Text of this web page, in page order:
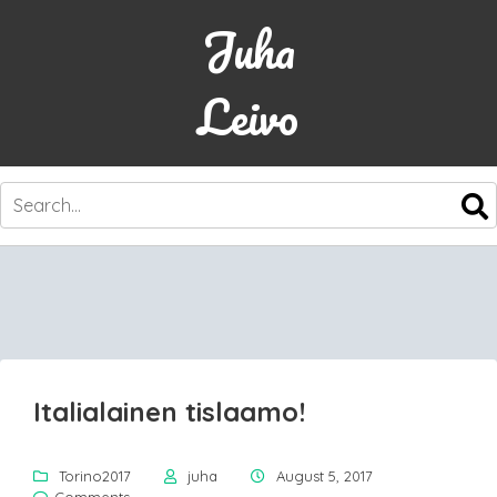
Juha
Leivo
SKIP
CONTENT
Italialainen tislaamo!
Torino2017 juha
August 5, 2017